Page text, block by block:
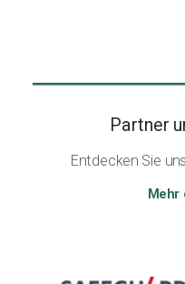
Partner
Entdecken Sie
Mehr